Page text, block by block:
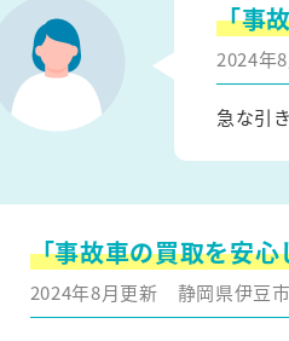
「事
2024年
急な引
「事故車の買取を安
2024年8月更新 静岡県伊豆